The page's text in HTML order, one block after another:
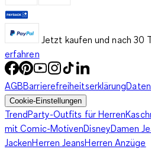
Jetzt kaufen und nach 30
erfahren
AGBBarrierefreiheitserklärung
Cookie-Einstellungen
TrendParty-Outfits für Herren
mit Comic-MotivenDisneyDamen
JackenHerren JeansHerren Anzüge